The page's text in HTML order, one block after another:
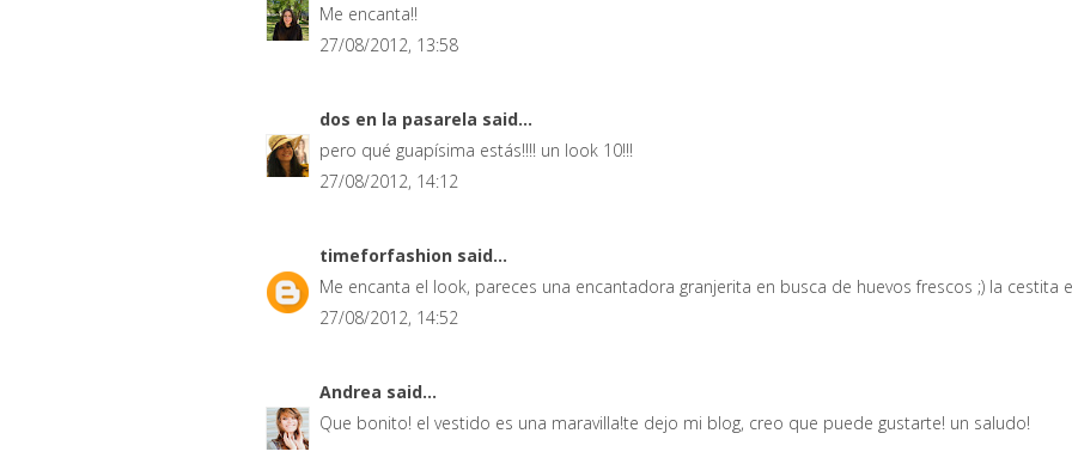
Me encanta!!
27/08/2012, 13:58
dos en la pasarela said...
pero qué guapísima estás!!!! un look 10!!!
27/08/2012, 14:12
timeforfashion said...
Me encanta el look, pareces una encantadora granjerita en busca de huevos frescos ;) la cestita
27/08/2012, 14:52
Andrea said...
Que bonito! el vestido es una maravilla!te dejo mi blog, creo que puede gustarte! un saludo!